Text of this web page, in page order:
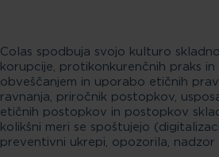
Colas spodbuja svojo kulturo
korupcije, protikonkurenčnih praks
obveščanjem in uporabo etičnih
ravnanja, priročnik postopkov,
etičnih postopkov in postopkov
kolikšni meri se spoštujejo
preventivni ukrepi, opozorila, nadzor